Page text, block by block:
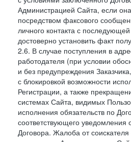
Администрацией Сайта, если
посредством факсового
личного контакта с
достоверно установить факт
2.6. В случае поступления в
работодателя (при условии
и без предупреждения
с блокировкой возможности
Регистрации, а также
системах Сайта, видимых
исполнения обязательств по
соответствующего уведомления
Договора. Жалоба от